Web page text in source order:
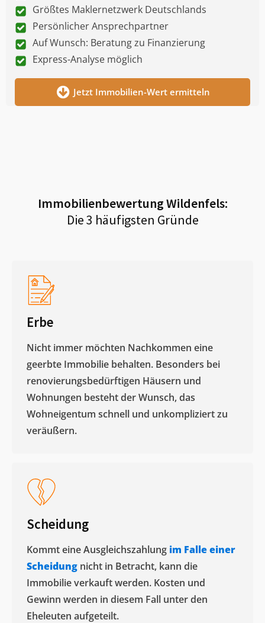
Größtes Maklernetzwerk Deutschlands
Persönlicher Ansprechpartner
Auf Wunsch: Beratung zu Finanzierung
Express-Analyse möglich
Jetzt Immobilien-Wert ermitteln
ImmobilienbewertungWildenfels:
Die 3 häufigsten Gründe
Erbe
Nicht immer möchten Nachkommen eine
geerbte Immobilie behalten. Besonders bei
renovierungsbedürftigen Häusern und
Wohnungen besteht der Wunsch, das
Wohneigentum schnell und unkompliziert zu
veräußern. ​
Scheidung
Kommt eine Ausgleichszahlung im Falle einer
Scheidung nicht in Betracht, kann die
Immobilie verkauft werden. Kosten und
Gewinn werden in diesem Fall unter den
Eheleuten aufgeteilt.​